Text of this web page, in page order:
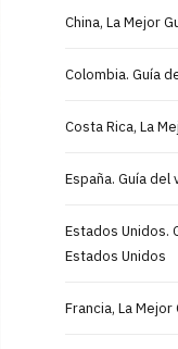
China, La Mejor
Colombia. Guía
Costa Rica, La
España. Guía
Estados Unidos.
Estados Unidos
Francia, La Mejor